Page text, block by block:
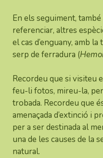
En els seguiment, també
referenciar, altres
el cas d’enguany, amb
serp de ferradura (
Recordeu que si visiteu
feu-li fotos, mireu-la,
trobada. Recordeu que
amenaçada d’extinció i
per a ser destinada al
una de les causes de la
natural.